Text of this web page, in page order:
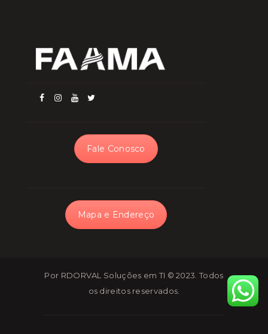
Fale Conosco
Mapa e Endereço
Por RDORVAL Soluções em TI © 2023. Todos
os direitos reservados.